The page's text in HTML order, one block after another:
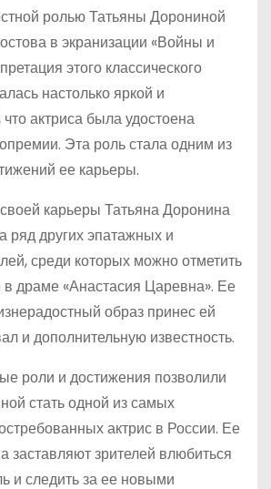
ролью Татьяны Дорониной
в экранизации «Войны и
этого классического
настолько яркой и
актриса была удостоена
Эта роль стала одним из
ее карьеры.
карьеры Татьяна Доронина
ряд других эпатажных и
среди которых можно отметить
драме «Анастасия Царевна». Ее
образ принес ей
и дополнительную известность.
роли и достижения позволили
стать одной из самых
актрис в России. Ее
заставляют зрителей влюбиться
и следить за ее новыми